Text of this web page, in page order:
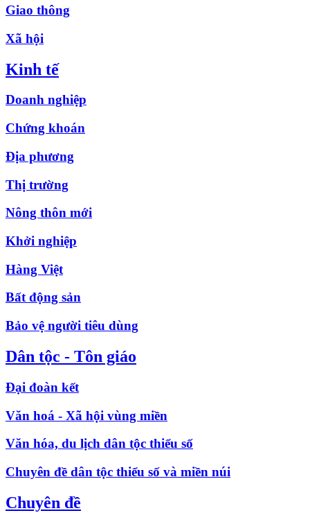
Giao thông
Xã hội
Kinh tế
Doanh nghiệp
Chứng khoán
Địa phương
Thị trường
Nông thôn mới
Khởi nghiệp
Hàng Việt
Bất động sản
Bảo vệ người tiêu dùng
Dân tộc - Tôn giáo
Đại đoàn kết
Văn hoá - Xã hội vùng miền
Văn hóa, du lịch dân tộc thiểu số
Chuyên đề dân tộc thiểu số và miền núi
Chuyên đề